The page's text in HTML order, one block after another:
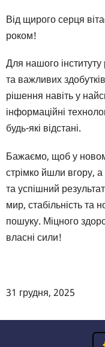
Від щирого серця
роком!
Для нашого
та важливих
рішення навіть у
інформаційні
будь-які відстані.
Бажаємо, щоб у
стрімко йшли вгору, а
та успішний
мир, стабільність та
пошуку. Міцного
власні сили!
31 грудня, 2025